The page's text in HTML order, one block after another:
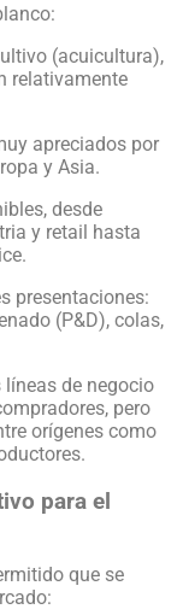
(acuicultura),
relativamente
apreciados por
y Asia.
desde
y retail hasta
presentaciones:
(P&D), colas,
de negocio
pero
orígenes como
para el
que se